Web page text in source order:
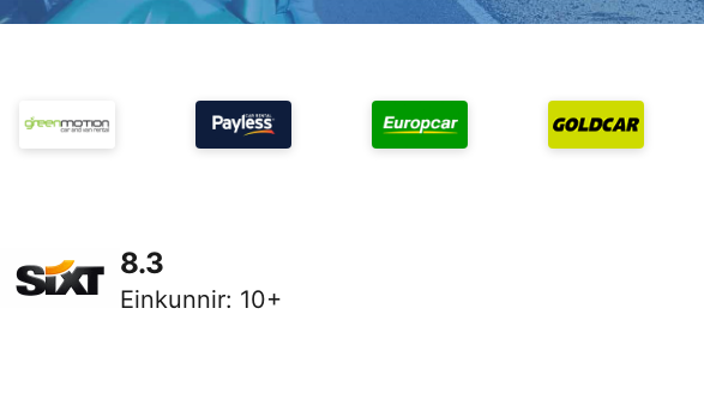
8.3
Einkunnir: 10+